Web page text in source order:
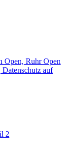
Open, Ruhr Open
auf
2